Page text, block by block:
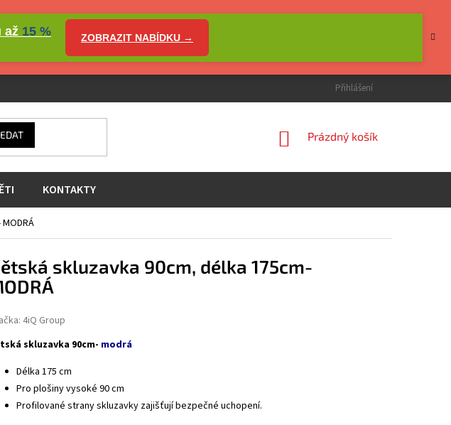
až 15 % ZOBRAZIT NABÍDKU →
Přihlášení
NÁKUPNÍ
Prázdný košík
KONTAKTY
skluzavka 90cm- modrá
Délka 175 cm
Pro plošiny vysoké 90 cm
Profilované strany skluzavky zajišťují bezpečné uchopení.
skluzavka 90cm, délka 175cm-
4iQ Group